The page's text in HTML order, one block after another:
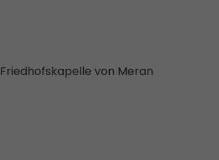
Friedhofskapelle von Meran